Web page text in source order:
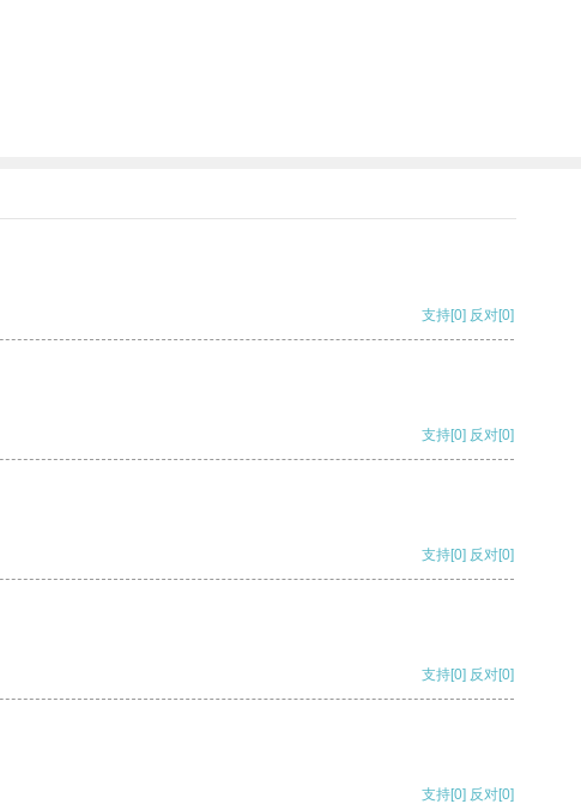
支持[0] 反对[0]
支持[0] 反对[0]
支持[0] 反对[0]
支持[0] 反对[0]
支持[0] 反对[0]